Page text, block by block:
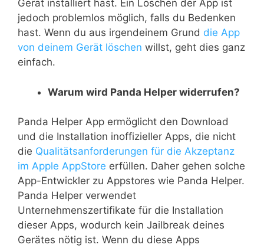
Gerät installiert hast. Ein Löschen der App ist
jedoch problemlos möglich, falls du Bedenken
hast. Wenn du aus irgendeinem Grund die App
von deinem Gerät löschen willst, geht dies ganz
einfach.
Warum wird Panda Helper widerrufen?
Panda Helper App ermöglicht den Download
und die Installation inoffizieller Apps, die nicht
die Qualitätsanforderungen für die Akzeptanz
im Apple AppStore erfüllen. Daher gehen solche
App-Entwickler zu Appstores wie Panda Helper.
Panda Helper verwendet
Unternehmenszertifikate für die Installation
dieser Apps, wodurch kein Jailbreak deines
Gerätes nötig ist. Wenn du diese Apps